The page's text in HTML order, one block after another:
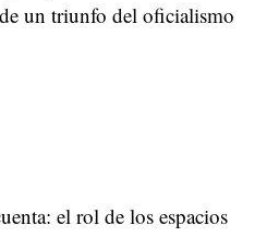
un triunfo del oficialismo
el rol de los espacios